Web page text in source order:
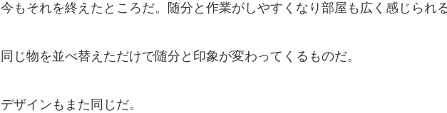
今もそれを終えたところだ。随分と作業がしやすくなり部屋も広く感じられ
同じ物を並べ替えただけで随分と印象が変わってくるものだ。
デザインもまた同じだ。